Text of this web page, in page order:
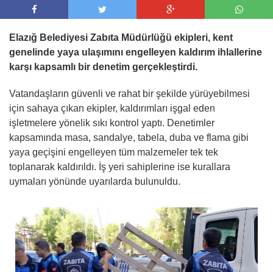
Elazığ Belediyesi Zabıta Müdürlüğü ekipleri, kent
genelinde yaya ulaşımını engelleyen kaldırım ihlallerine
karşı kapsamlı bir denetim gerçekleştirdi.
Vatandaşların güvenli ve rahat bir şekilde yürüyebilmesi
için sahaya çıkan ekipler, kaldırımları işgal eden
işletmelere yönelik sıkı kontrol yaptı. Denetimler
kapsamında masa, sandalye, tabela, duba ve flama gibi
yaya geçişini engelleyen tüm malzemeler tek tek
toplanarak kaldırıldı. İş yeri sahiplerine ise kurallara
uymaları yönünde uyarılarda bulunuldu.